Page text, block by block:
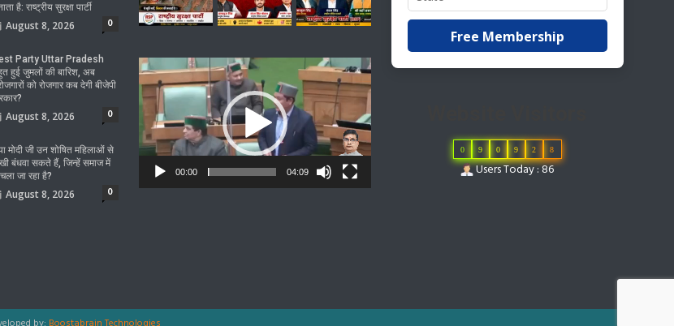
है: राष्ट्रीय सुरक्षा पार्टी
August 8, 2026 0
Party Uttar Pradesh
हुई जुमलों की बारिश, अब
को रोजगार कब देगी बीजेपी
August 8, 2026 0
मोदी जी उन शोषित महिलाओं से
बंधवा सकते हैं, जिन्हें समाज में
जा रहा है?
August 8, 2026 0
Video
Player
00:00 04:09
Free Membership
0 9 0 9 2 8
Users Today : 86